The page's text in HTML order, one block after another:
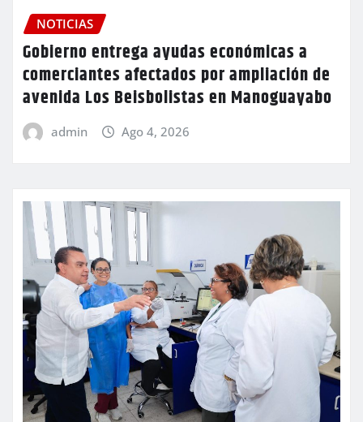
NOTICIAS
Gobierno entrega ayudas económicas a
comerciantes afectados por ampliación de
avenida Los Beisbolistas en Manoguayabo
admin Ago 4, 2026